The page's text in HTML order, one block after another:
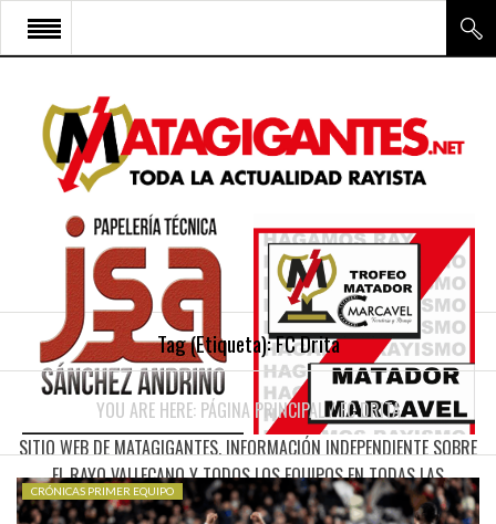
SITIO WEB DE MATAGIGANTES. INFORMACIÓN INDEPENDIENTE SOBRE
EL RAYO VALLECANO Y TODOS LOS EQUIPOS EN TODAS LAS
CATEGORÍAS.
INICIO
RAYO VALLECANO
CANTERA Y ESCUELA FRV
RAYO FÉMINAS
MULTIMEDIA
FIRMAS
CONTACTO
Tag (Etiqueta):FC Drita
YOU ARE HERE: PÁGINA PRINCIPAL/FC DRITA
CRÓNICAS PRIMER EQUIPO